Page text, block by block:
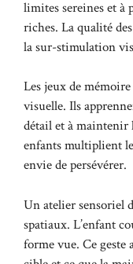
limites sereines et à
riches. La qualité
la sur-stimulation
Les jeux de
visuelle. Ils
détail et à maintenir
enfantsmultiplient
envie de persévérer.
Un atelier sensoriel
spatiaux. L’enfant
forme vue. Ce